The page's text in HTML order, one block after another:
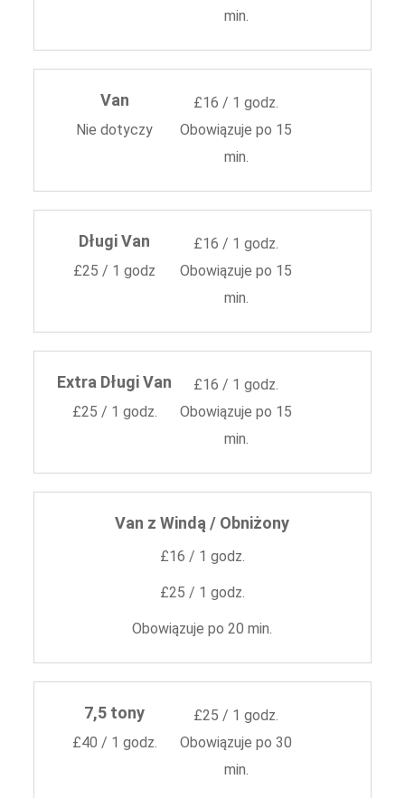
min.
Van
£16 / 1 godz.
Nie dotyczy
Obowiązuje po 15
min.
Długi Van
£16 / 1 godz.
£25 / 1 godz
Obowiązuje po 15
min.
Extra Długi Van
£16 / 1 godz.
£25 / 1 godz.
Obowiązuje po 15
min.
Van z Windą / Obniżony
£16 / 1 godz.
£25 / 1 godz.
Obowiązuje po 20 min.
7,5 tony
£25 / 1 godz.
£40 / 1 godz.
Obowiązuje po 30
min.